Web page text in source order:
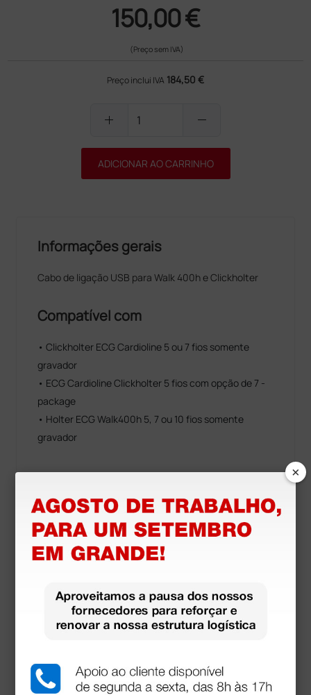
150,00 €
(Preço sem IVA)
Preço inclui IVA 184,50 €
add remove
ADICIONAR AO CARRINHO
Informações gerais
Cabo de ligação USB para Walk 400h e Clickholter
Compatível com
• Clickholter ECG Cardioline 5 ou 7 fios somente
gravador
• ECG Cardioline Clickholter 5 fios com opção de 7 -
package
• Holter ECG Walk400h 5, 7 ou 10 fios somente
gravador
Pode ser utilizado com:
×